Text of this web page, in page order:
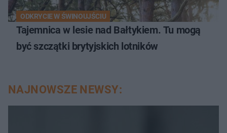
ODKRYCIE W ŚWINOUJŚCIU
Tajemnica w lesie nad Bałtykiem. Tu mogą
być szczątki brytyjskich lotników
NAJNOWSZE NEWSY: